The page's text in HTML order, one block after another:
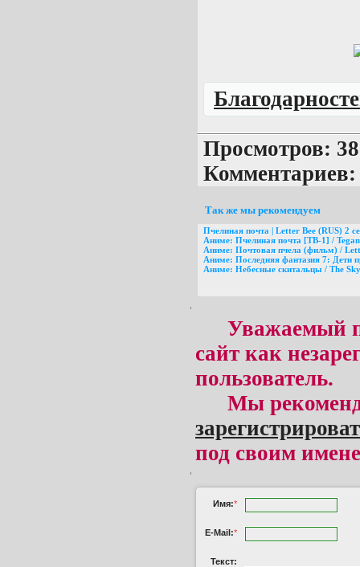
Просмотров:
Комментариев:
Так же мы рекомендуем
Пчелиная почта | Letter Bee (RUS) 2
Аниме: Пчелиная почта [ТВ-1] /
Аниме: Почтовая пчела (фильм) /
Аниме: Последняя фантазия 7: Дети
Аниме: Небесные скитальцы / The
Уважаемый
сайт как
пользователь.
Мы
под своим
Имя:*
E-Mail:*
Текст: